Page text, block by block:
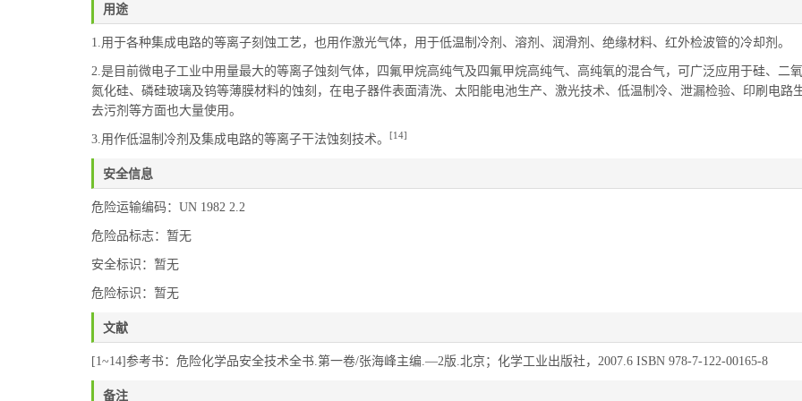
用途
1.用于各种集成电路的等离子刻蚀工艺，也用作激光气体，用于低温制冷剂、溶剂、润滑剂、绝缘材料、红外检波管的冷却剂。
2.是目前微电子工业中用量最大的等离子蚀刻气体，四氟甲烷高纯气及四氟甲烷高纯气、高纯氧的混合气，可广泛应用于硅、二氧
氮化硅、磷硅玻璃及钨等薄膜材料的蚀刻，在电子器件表面清洗、太阳能电池生产、激光技术、低温制冷、泄漏检验、印刷电路
去污剂等方面也大量使用。
3.用作低温制冷剂及集成电路的等离子干法蚀刻技术。 [14]
安全信息
危险运输编码：UN 1982 2.2
危险品标志：暂无
安全标识：暂无
危险标识：暂无
文献
[1~14]参考书：危险化学品安全技术全书.第一卷/张海峰主编.—2版.北京；化学工业出版社，2007.6 ISBN 978-7-122-00165-8
备注